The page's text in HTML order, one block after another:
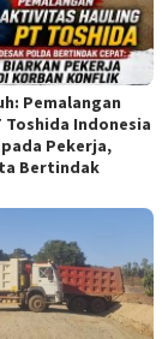
Pemalangan
Indonesia
Pekerja,
Bertindak